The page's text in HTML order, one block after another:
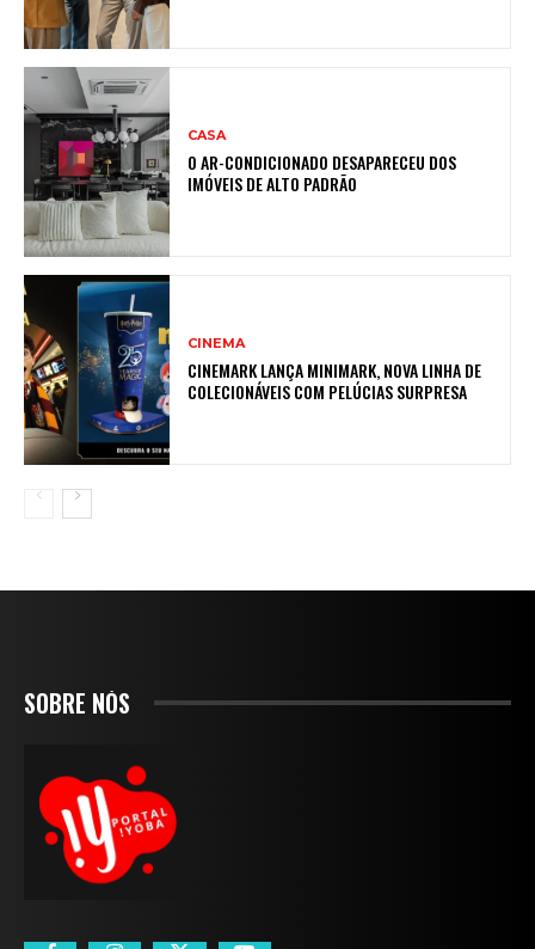
CASA
O AR-CONDICIONADO DESAPARECEU DOS
IMÓVEIS DE ALTO PADRÃO
CINEMA
CINEMARK LANÇA MINIMARK, NOVA LINHA DE
COLECIONÁVEIS COM PELÚCIAS SURPRESA
SOBRE NÓS